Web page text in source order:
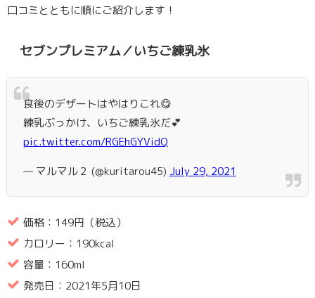
口コミとともに順にご紹介します！
セブンプレミアム／いちご練乳氷
食後のデザートはやはりこれ😋
練乳ぶっかけ、いちご練乳氷だ💕
pic.twitter.com/RGEhGYVidQ
— マルマル２ (@kuritarou45) July 29, 2021
価格：149円（税込）
カロリー：190kcal
容量：160ml
発売日：2021年5月10日